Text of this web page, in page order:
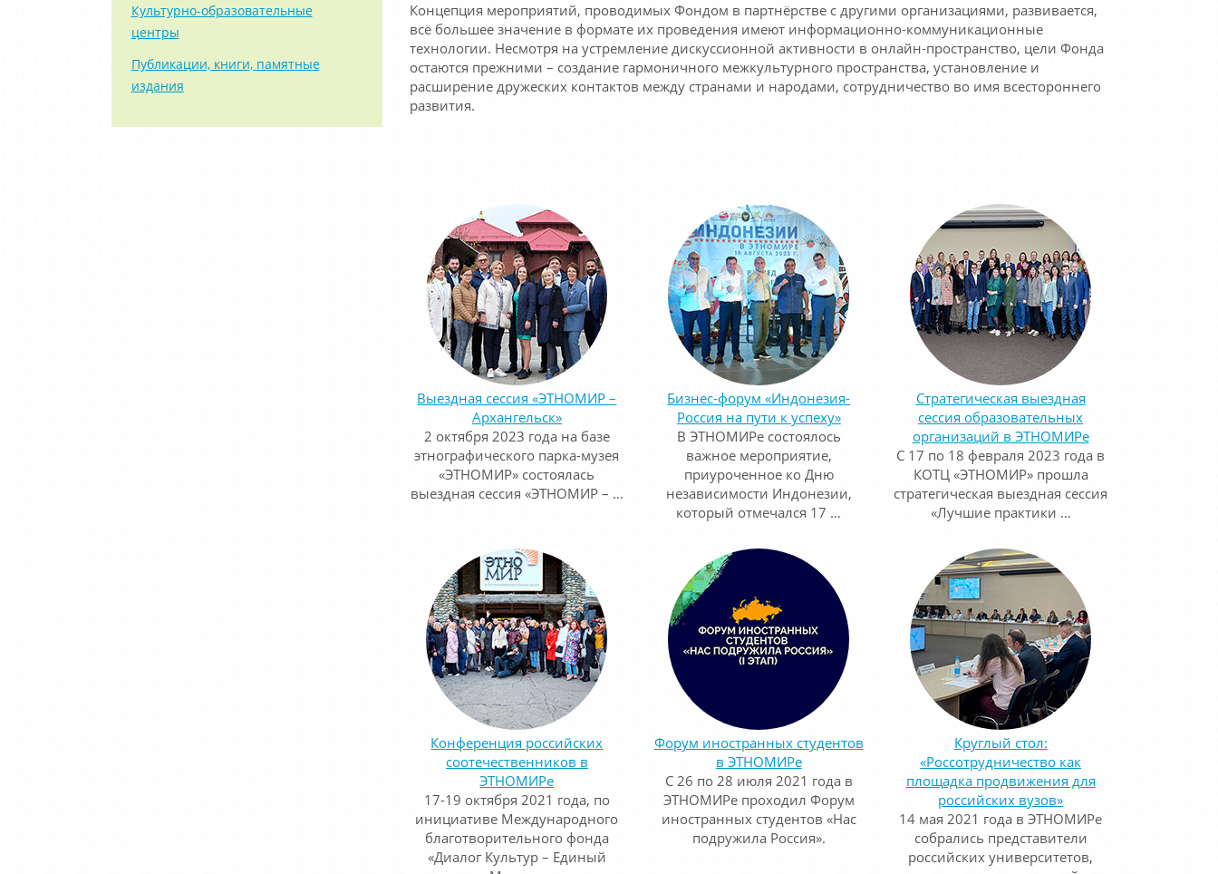
Концепция мероприятий, проводимых Фондом в партнёрстве с другими организациями, развивается,
всё большее значение в формате их проведения имеют информационно-коммуникационные
технологии. Несмотря на устремление дискуссионной активности в онлайн-пространство, цели Фонда
остаются прежними – создание гармоничного межкультурного пространства, установление и
расширение дружеских контактов между странами и народами, сотрудничество во имя всестороннего
развития.
Выездная сессия «ЭТНОМИР –
Архангельск»
2 октября 2023 года на базе
этнографического парка-музея
«ЭТНОМИР» состоялась
выездная сессия «ЭТНОМИР – …
Бизнес-форум «Индонезия-
Россия на пути к успеху»
В ЭТНОМИРе состоялось
важное мероприятие,
приуроченное ко Дню
независимости Индонезии,
который отмечался 17 …
Стратегическая выездная
сессия образовательных
организаций в ЭТНОМИРе
С 17 по 18 февраля 2023 года в
КОТЦ «ЭТНОМИР» прошла
стратегическая выездная сессия
«Лучшие практики …
Конференция российских
соотечественников в
ЭТНОМИРе
17-19 октября 2021 года, по
инициативе Международного
благотворительного фонда
«Диалог Культур – Единый
Форум иностранных студентов
в ЭТНОМИРе
С 26 по 28 июля 2021 года в
ЭТНОМИРе проходил Форум
иностранных студентов «Нас
подружила Россия».
Круглый стол:
«Россотрудничество как
площадка продвижения для
российских вузов»
14 мая 2021 года в ЭТНОМИРе
собрались представители
российских университетов,
Культурно-образовательные
центры
Публикации, книги, памятные
издания